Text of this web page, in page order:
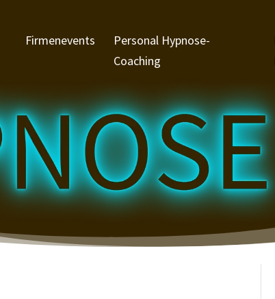
Firmenevents
Personal Hypnose-
Coaching